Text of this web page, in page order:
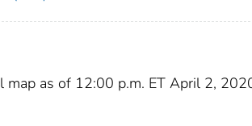
map as of 12:00 p.m. ET April 2,